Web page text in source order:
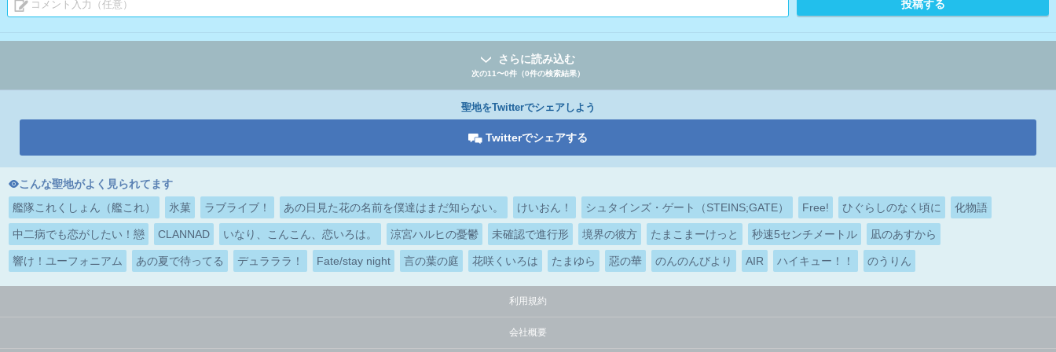
さらに読み込む
次の11〜0件（0件の検索結果）
聖地をTwitterでシェアしよう
Twitterでシェアする
こんな聖地がよく見られてます
艦隊これくしょん（艦これ）
氷菓 ラブライブ！ あの日見た花の名前を僕達はまだ知らない。 けいおん！ シュタインズ・ゲート（STEINS;GATE） Free! ひぐらしのなく頃に 化物語
中二病でも恋がしたい！戀 CLANNAD いなり、こんこん、恋いろは。 涼宮ハルヒの憂鬱 未確認で進行形 境界の彼方 たまこまーけっと 秒速5センチメートル 凪のあすから
響け！ユーフォニアム あの夏で待ってる デュラララ！ Fate/stay night 言の葉の庭 花咲くいろは たまゆら 惡の華 のんのんびより AIR ハイキュー！！ のうりん
利用規約
会社概要